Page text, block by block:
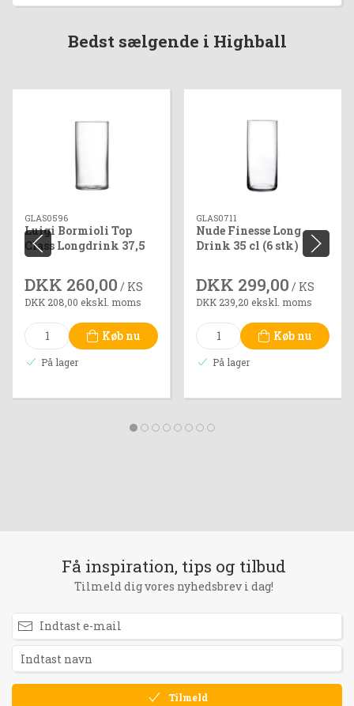
Bedst sælgende i Highball
GLAS0596
Luigi Bormioli Top
Class Longdrink 37,5
cl (6 stk)
DKK 260,00 / KS
DKK 208,00 ekskl. moms
Køb nu
På lager
GLAS0711
Nude Finesse Long
Drink 35 cl (6 stk)
DKK 299,00 / KS
DKK 239,20 ekskl. moms
Køb nu
På lager
Få inspiration, tips og tilbud
Tilmeld dig vores nyhedsbrev i dag!
Tilmeld